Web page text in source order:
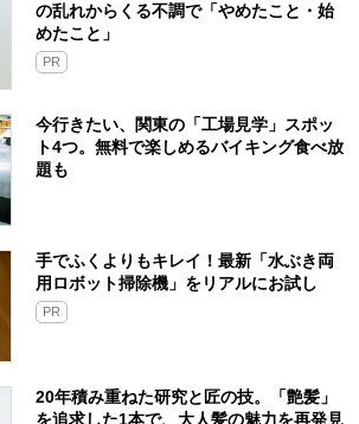
の乱れからくる不調で「やめたこと・始
めたこと」
PR
今行きたい、関東の「工場見学」スポッ
ト4つ。無料で楽しめるバイキング食べ放
題も
手でふくよりもキレイ！最新「水ぶき両
用ロボット掃除機」をリアルにお試し
PR
20年積み重ねた研究と匠の技。「艶髪」
を追求した1本で、大人髪の魅力を再発見